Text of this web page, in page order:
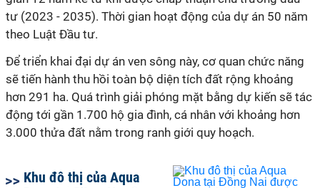
tư (2023 - 2035). Thời gian hoạt động của dự án 50 năm
theo Luật Đầu tư.
Để triển khai đại dự án ven sông này, cơ quan chức năng
sẽ tiến hành thu hồi toàn bộ diện tích đất rộng khoảng
hơn 291 ha. Quá trình giải phóng mặt bằng dự kiến sẽ tác
động tới gần 1.700 hộ gia đình, cá nhân với khoảng hơn
3.000 thửa đất nằm trong ranh giới quy hoạch.
Khu đô thị của Aqua